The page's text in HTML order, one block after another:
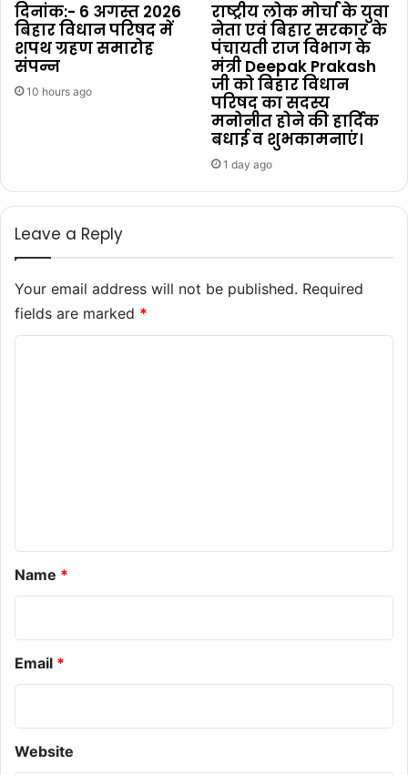
दिनांक:- 6 अगस्त 2026
बिहार विधान परिषद में
शपथ ग्रहण समारोह
संपन्न
10 hours ago
राष्ट्रीय लोक मोर्चा के युवा
नेता एवं बिहार सरकार के
पंचायती राज विभाग के
मंत्री Deepak Prakash
जी को बिहार विधान
परिषद का सदस्य
मनोनीत होने की हार्दिक
बधाई व शुभकामनाएं।
1 day ago
Leave a Reply
Your email address will not be published. Required
fields are marked *
Name *
Email *
Website